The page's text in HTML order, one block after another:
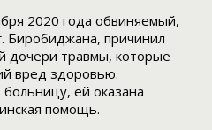
2020 года обвиняемый,
Биробиджана, причинил
дочери травмы, которые
вред здоровью.
ей оказана
помощь.